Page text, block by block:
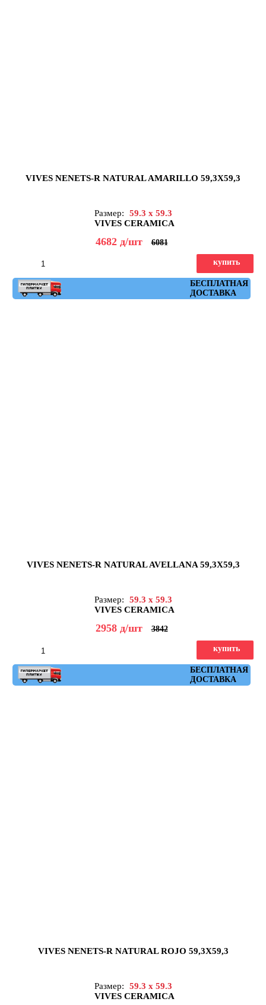
VIVES NENETS-R NATURAL AMARILLO 59,3X59,3
Размер:
59.3 x 59.3
VIVES CERAMICA
4682 д/шт 6081
БЕСПЛАТНАЯ
ДОСТАВКА
купить
Артикул: nenets_r_natural_amarillo_59,3x59,3
VIVES NENETS-R NATURAL AVELLANA 59,3X59,3
Размер:
59.3 x 59.3
VIVES CERAMICA
2958 д/шт 3842
БЕСПЛАТНАЯ
ДОСТАВКА
купить
Артикул: nenets_r_natural_avellana_59,3x59,3
VIVES NENETS-R NATURAL ROJO 59,3X59,3
Размер:
59.3 x 59.3
VIVES CERAMICA